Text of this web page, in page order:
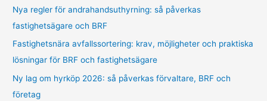
:
Nya regler för andrahandsuthyrning: så påverkas
fastighetsägare och BRF
Fastighetsnära avfallssortering: krav, möjligheter och praktiska
lösningar för BRF och fastighetsägare
Ny lag om hyrköp 2026: så påverkas förvaltare, BRF och
företag